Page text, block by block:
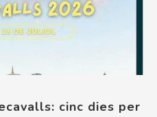
cinc dies per